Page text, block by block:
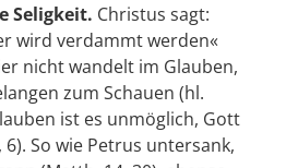
Seligkeit. Christus sagt:
wird verdammt werden«
nicht wandelt im Glauben,
zum Schauen (hl.
ist es unmöglich, Gott
So wie Petrus untersank,